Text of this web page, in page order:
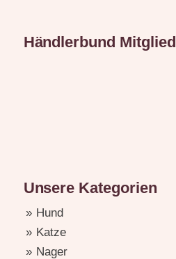
Händlerbund Mitglied
Unsere Kategorien
Hund
Katze
Nager